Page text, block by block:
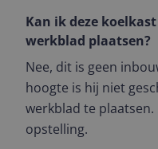
Kan ik deze
werkblad plaatsen?
Nee, dit is geen
hoogte is hij niet
werkblad te
opstelling.